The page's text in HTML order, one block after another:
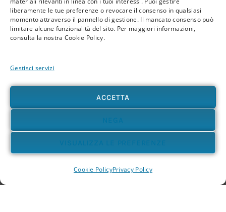
liberamente le tue preferenze o revocare il consenso in qualsiasi
momento attraverso il pannello di gestione. Il mancato consenso può
limitare alcune funzionalità del sito. Per maggiori informazioni,
consulta la nostra Cookie Policy.
Gestisci servizi
ACCETTA
NEGA
VISUALIZZA LE PREFERENZE
Cookie PolicyPrivacy Policy
Accedi a materiali esclusivi:
Articoli di
approfondimento
scientifico